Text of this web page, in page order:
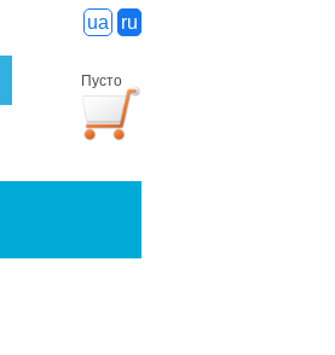
ua ru
Пусто